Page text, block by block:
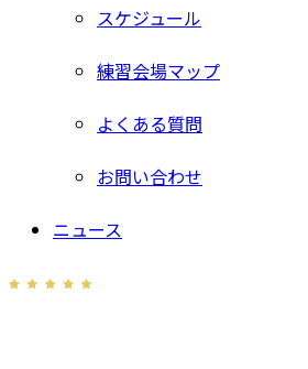
スケジュール
練習会場マップ
よくある質問
お問い合わせ
ニュース